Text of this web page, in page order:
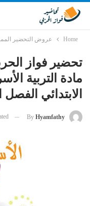
Home عروض التحضير
تحضير فواز
مادة التربية
الابتدائي الفصل
By Hyamfathy